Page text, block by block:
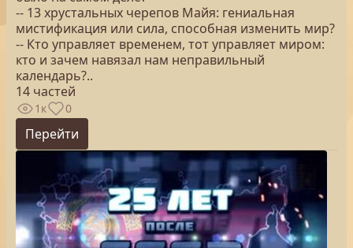
-- 13 хрустальных черепов Майя: гениальная
мистификация или сила, способная изменить мир?
-- Кто управляет временем, тот управляет миром:
кто и зачем навязал нам неправильный
календарь?..
14 частей
1к 0
Перейти